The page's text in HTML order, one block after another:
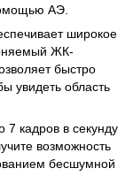
АЭ.
широкое
ЖК-
быстро
увидеть область
кадров в секунду
возможность
бесшумной